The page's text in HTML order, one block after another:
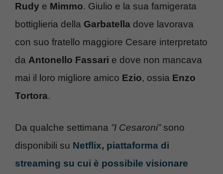
Rudy e Mimmo. Giulio e la sua famigerata
bottiglieria della Garbatella dove lavorava
con suo fratello maggiore Cesare interpretato
da Antonello Fassari e dove non mancava
mai il loro migliore amico Ezio, ossia Enzo
Tortora.
Da qualche settimana ”I Cesaroni”sono
disponibili su Netflix, piattaforma di
streaming su cui è possibile visionare